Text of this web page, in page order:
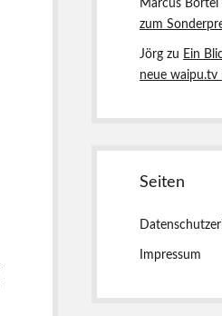
Marcus Bortel
zum
Jörg zu Ein
neue waipu.tv
Seiten
Impressum